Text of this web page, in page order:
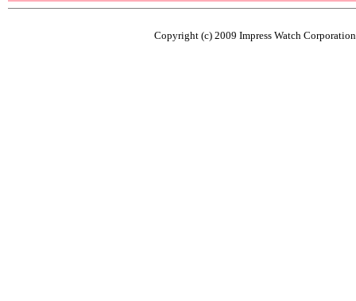
Copyright (c) 2009 Impress Watch